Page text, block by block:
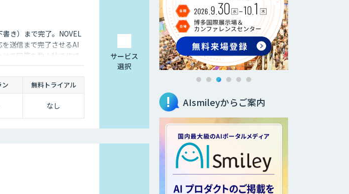
き）まで完了。NOVEL
送信まで完了させるAI
て回答を数十秒で作成
ン 無料トライアル
なし
サービス
選択
AIsmileyからご案内